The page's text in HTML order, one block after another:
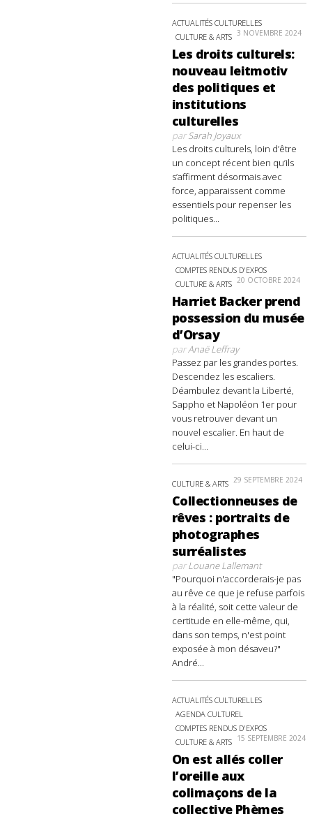
ACTUALITÉS CULTURELLES
CULTURE & ARTS 3 NOVEMBRE 2024
Les droits culturels:
nouveau leitmotiv
des politiques et
institutions
culturelles
parSarah Joyaux
Les droits culturels, loin d’être
un concept récent bien qu’ils
s’affirment désormais avec
force, apparaissent comme
essentiels pour repenser les
politiques...
ACTUALITÉS CULTURELLES
COMPTES RENDUS D'EXPOS
CULTURE & ARTS 20 OCTOBRE 2024
Harriet Backer prend
possession du musée
d’Orsay
parAnaë Leffray
Passez par les grandes portes.
Descendez les escaliers.
Déambulez devant la Liberté,
Sappho et Napoléon 1er pour
vous retrouver devant un
nouvel escalier. En haut de
celui-ci...
CULTURE & ARTS 29 SEPTEMBRE 2024
Collectionneuses de
rêves : portraits de
photographes
surréalistes
parLouane Lallemant
"Pourquoi n'accorderais-je pas
au rêve ce que je refuse parfois
à la réalité, soit cette valeur de
certitude en elle-même, qui,
dans son temps, n'est point
exposée à mon désaveu?"
André...
ACTUALITÉS CULTURELLES
AGENDA CULTUREL
COMPTES RENDUS D'EXPOS
CULTURE & ARTS 15 SEPTEMBRE 2024
On est allés coller
l’oreille aux
colimaçons de la
collective Phèmes